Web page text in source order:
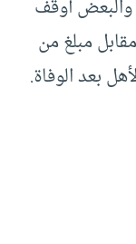
والبعض أوقف
مبلغ من
بعد الوفاة.